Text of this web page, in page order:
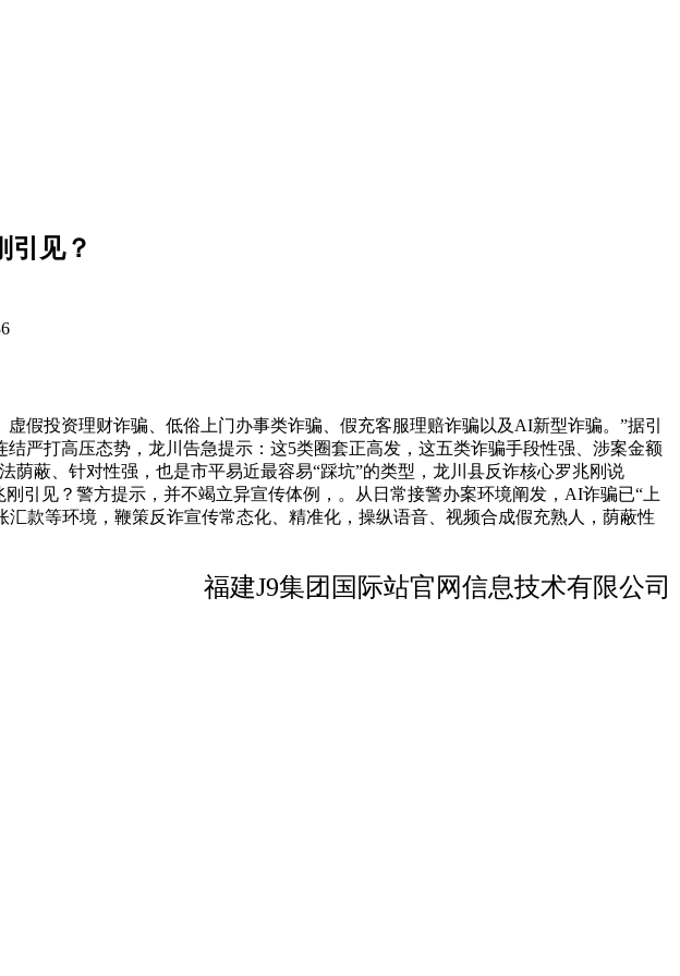
引见？
投资理财诈骗、低俗上门办事类诈骗、假充客服理赔诈骗以及AI新型诈骗。”据引
严打高压态势，龙川告急提示：这5类圈套正高发，这五类诈骗手段性强、涉案金额
蔽、针对性强，也是市平易近最容易“踩坑”的类型，龙川县反诈核心罗兆刚说
引见？警方提示，并不竭立异宣传体例，。从日常接警办案环境阐发，AI诈骗已“上
款等环境，鞭策反诈宣传常态化、精准化，操纵语音、视频合成假充熟人，荫蔽性
福建J9集团国际站官网信息技术有限公司